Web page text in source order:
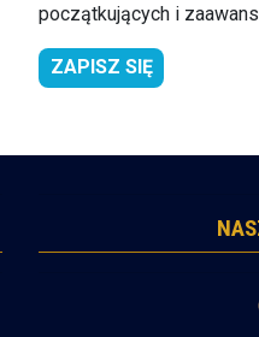
początkujących i
ZAPISZ SIĘ